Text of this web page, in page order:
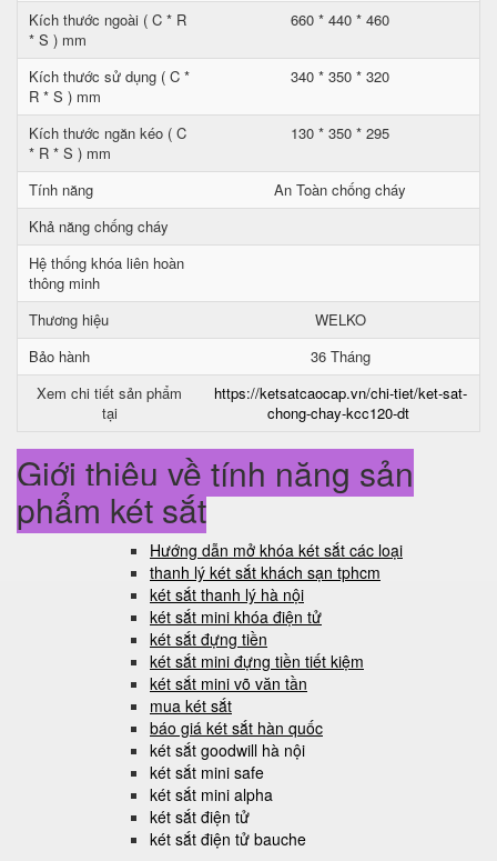
Kích thước ngoài ( C * R
* S ) mm
660 * 440 * 460
Kích thước sử dụng ( C *
R * S ) mm
340 * 350 * 320
Kích thước ngăn kéo ( C
* R * S ) mm
130 * 350 * 295
Tính năng
An Toàn chống cháy
Khả năng chống cháy
Hệ thống khóa liên hoàn
thông minh
Thương hiệu
WELKO
Bảo hành
36 Tháng
Xem chi tiết sản phẩm
tại
https://ketsatcaocap.vn/chi-tiet/ket-sat-
chong-chay-kcc120-dt
Giới thiệu về tính năng sản
phẩm két sắt
Hướng dẫn mở khóa két sắt các loại
thanh lý két sắt khách sạn tphcm
két sắt thanh lý hà nội
két sắt mini khóa điện tử
két sắt đựng tiền
két sắt mini đựng tiền tiết kiệm
két sắt mini võ văn tần
mua két sắt
báo giá két sắt hàn quốc
két sắt goodwill hà nội
két sắt mini safe
két sắt mini alpha
két sắt điện tử
két sắt điện tử bauche